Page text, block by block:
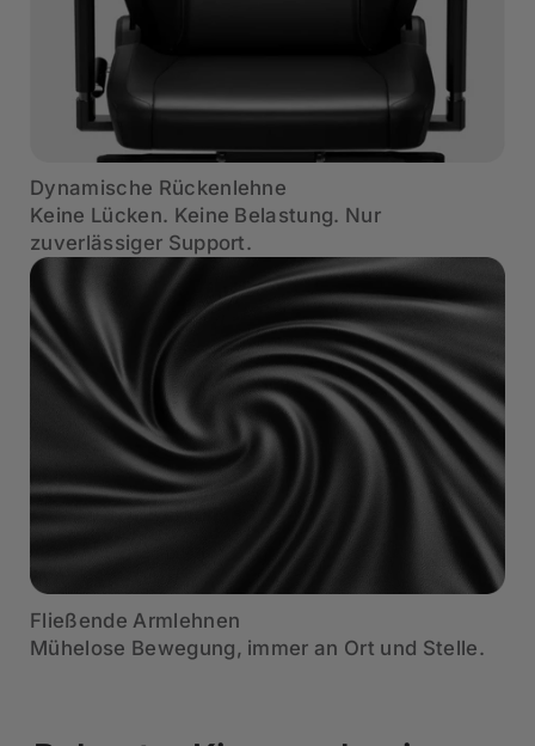
Dynamische Rückenlehne
Keine Lücken. Keine Belastung. Nur
zuverlässiger Support.
Fließende Armlehnen
Mühelose Bewegung, immer an Ort und Stelle.